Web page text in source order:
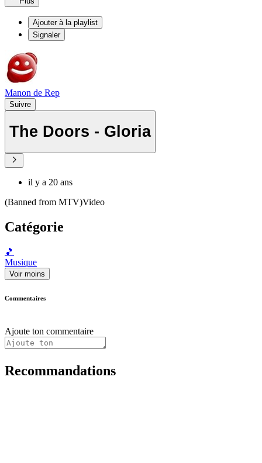
Ajouter à la playlist
Signaler
Manon de Rep
Suivre
The Doors - Gloria
il y a 20 ans
(Banned from MTV)Video
Catégorie
🎵
Musique
Voir moins
Commentaires
Ajoute ton commentaire
Recommandations